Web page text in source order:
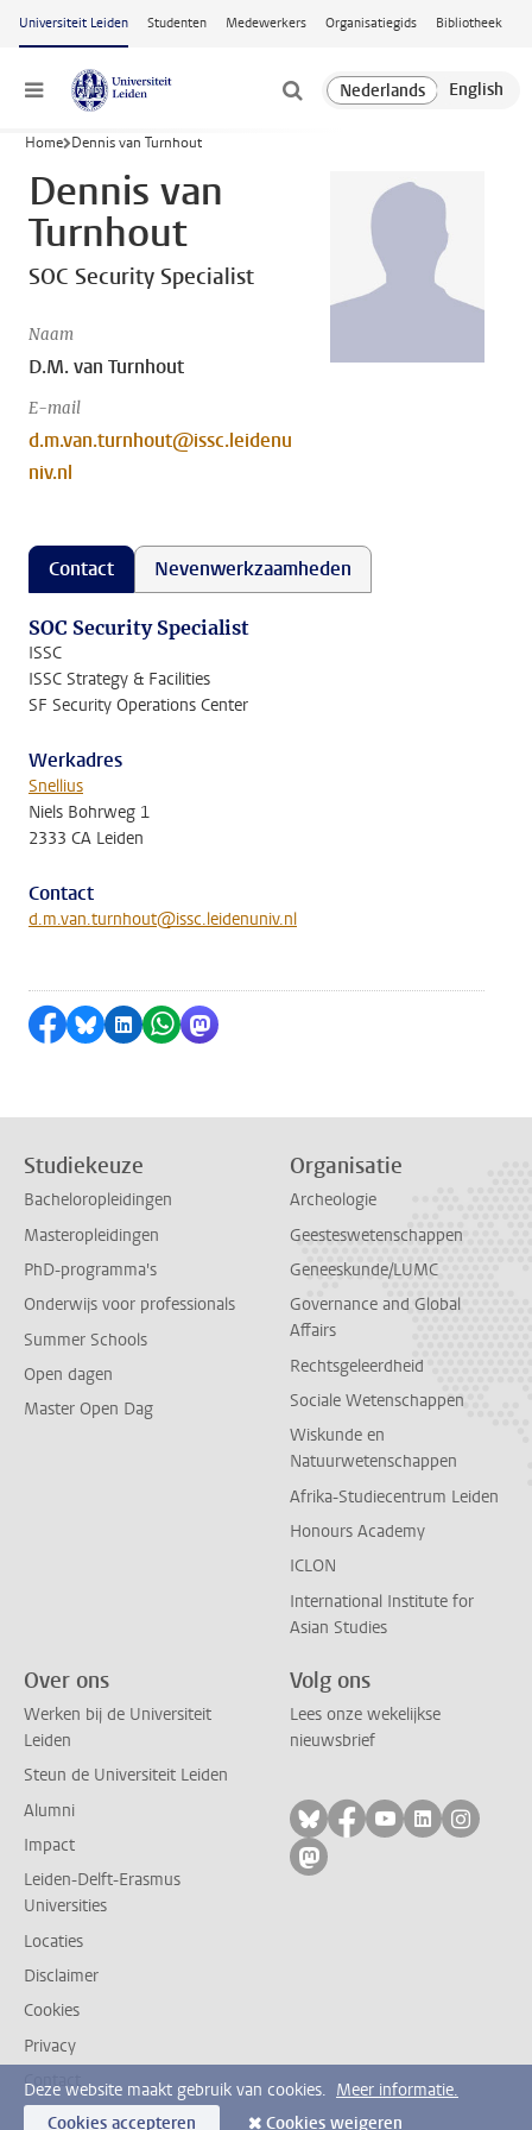
Ga naar hoofdinhoud
Universiteit Leiden Studenten Medewerkers Organisatiegids Bibliotheek
Menu
Home Dennis van Turnhout
Dennis van
Turnhout
SOC Security Specialist
Naam
D.M. van Turnhout
E-mail
d.m.van.turnhout@issc.leidenu
niv.nl
Contact Nevenwerkzaamheden
SOC Security Specialist
ISSC
ISSC Strategy & Facilities
SF Security Operations Center
Werkadres
Snellius
Niels Bohrweg 1
2333 CA Leiden
Contact
d.m.van.turnhout@issc.leidenuniv.nl
Delen op Facebook
Delen via Bluesky
Delen op LinkedIn
Delen via WhatsApp
Delen via Mastodon
Studiekeuze
Bacheloropleidingen
Masteropleidingen
PhD-programma's
Onderwijs voor professionals
Summer Schools
Open dagen
Master Open Dag
Organisatie
Archeologie
Geesteswetenschappen
Geneeskunde/LUMC
Governance and Global
Affairs
Rechtsgeleerdheid
Sociale Wetenschappen
Wiskunde en
Natuurwetenschappen
Afrika-Studiecentrum Leiden
Honours Academy
ICLON
International Institute for
Asian Studies
Over ons
Werken bij de Universiteit
Leiden
Steun de Universiteit Leiden
Alumni
Impact
Leiden-Delft-Erasmus
Universities
Locaties
Disclaimer
Cookies
Privacy
Contact
Volg ons
Lees onze wekelijkse
nieuwsbrief
Volg ons op bluesky
Volg ons op
Volg ons op
Volg ons
Volg
Volg ons op mastodon
Deze website maakt gebruik van cookies. Meer informatie.
Cookies accepteren
Cookies weigeren